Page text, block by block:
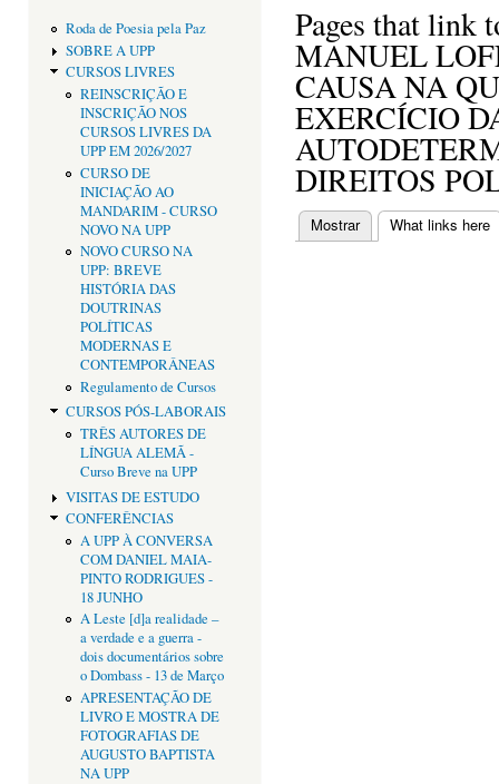
Roda de Poesia pela Paz
SOBRE A UPP
CURSOS LIVRES
REINSCRIÇÃO E
INSCRIÇÃO NOS
CURSOS LIVRES DA
UPP EM 2026/2027
CURSO DE
INICIAÇÃO AO
MANDARIM - CURSO
NOVO NA UPP
NOVO CURSO NA
UPP: BREVE
HISTÓRIA DAS
DOUTRINAS
POLÍTICAS
MODERNAS E
CONTEMPORÂNEAS
Regulamento de Cursos
CURSOS PÓS-LABORAIS
TRÊS AUTORES DE
LÍNGUA ALEMÃ -
Curso Breve na UPP
VISITAS DE ESTUDO
CONFERÊNCIAS
A UPP À CONVERSA
COM DANIEL MAIA-
PINTO RODRIGUES -
18 JUNHO
A Leste [d]a realidade –
a verdade e a guerra -
dois documentários sobre
o Dombass - 13 de Março
APRESENTAÇÃO DE
LIVRO E MOSTRA DE
FOTOGRAFIAS DE
AUGUSTO BAPTISTA
NA UPP
Pages that link
MANUEL
CAUSA NA
EXERCÍCIO
DIREITOS
Separadores
Mostrar What links here